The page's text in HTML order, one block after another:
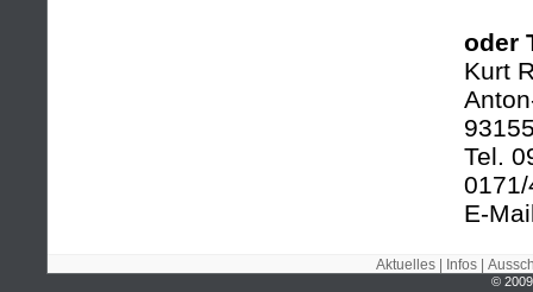
oder
Kurt
Tel.
E-
Aktuelles Infos
©